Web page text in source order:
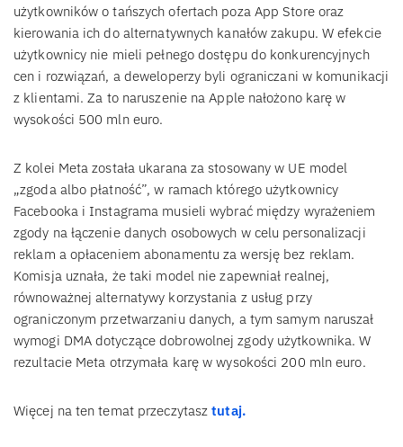
użytkowników o tańszych ofertach poza App Store oraz
kierowania ich do alternatywnych kanałów zakupu. W efekcie
użytkownicy nie mieli pełnego dostępu do konkurencyjnych
cen i rozwiązań, a deweloperzy byli ograniczani w komunikacji
z klientami. Za to naruszenie na Apple nałożono karę w
wysokości 500 mln euro.
Z kolei Meta została ukarana za stosowany w UE model
„zgoda albo płatność”, w ramach którego użytkownicy
Facebooka i Instagrama musieli wybrać między wyrażeniem
zgody na łączenie danych osobowych w celu personalizacji
reklam a opłaceniem abonamentu za wersję bez reklam.
Komisja uznała, że taki model nie zapewniał realnej,
równoważnej alternatywy korzystania z usług przy
ograniczonym przetwarzaniu danych, a tym samym naruszał
wymogi DMA dotyczące dobrowolnej zgody użytkownika. W
rezultacie Meta otrzymała karę w wysokości 200 mln euro.
Więcej na ten temat przeczytasztutaj.